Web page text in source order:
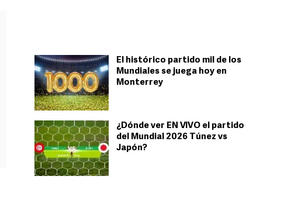
El histórico partido mil de los
Mundiales se juega hoy en
Monterrey
¿Dónde ver EN VIVO el partido
del Mundial 2026 Túnez vs
Japón?